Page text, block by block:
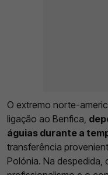
O extremo norte-
ligação ao Benfica,
águias durante a
transferência
Polónia. Na despedida,